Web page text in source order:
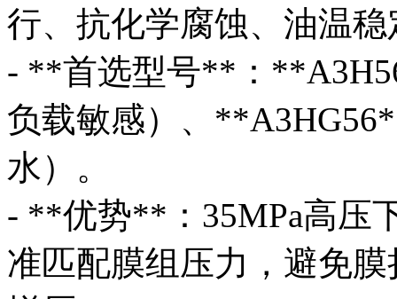
行、抗化学腐蚀、油温稳
- **首选型号**：
负载敏感）、
水）。
- **优势**：35MPa高压
准匹配膜组压力，避免